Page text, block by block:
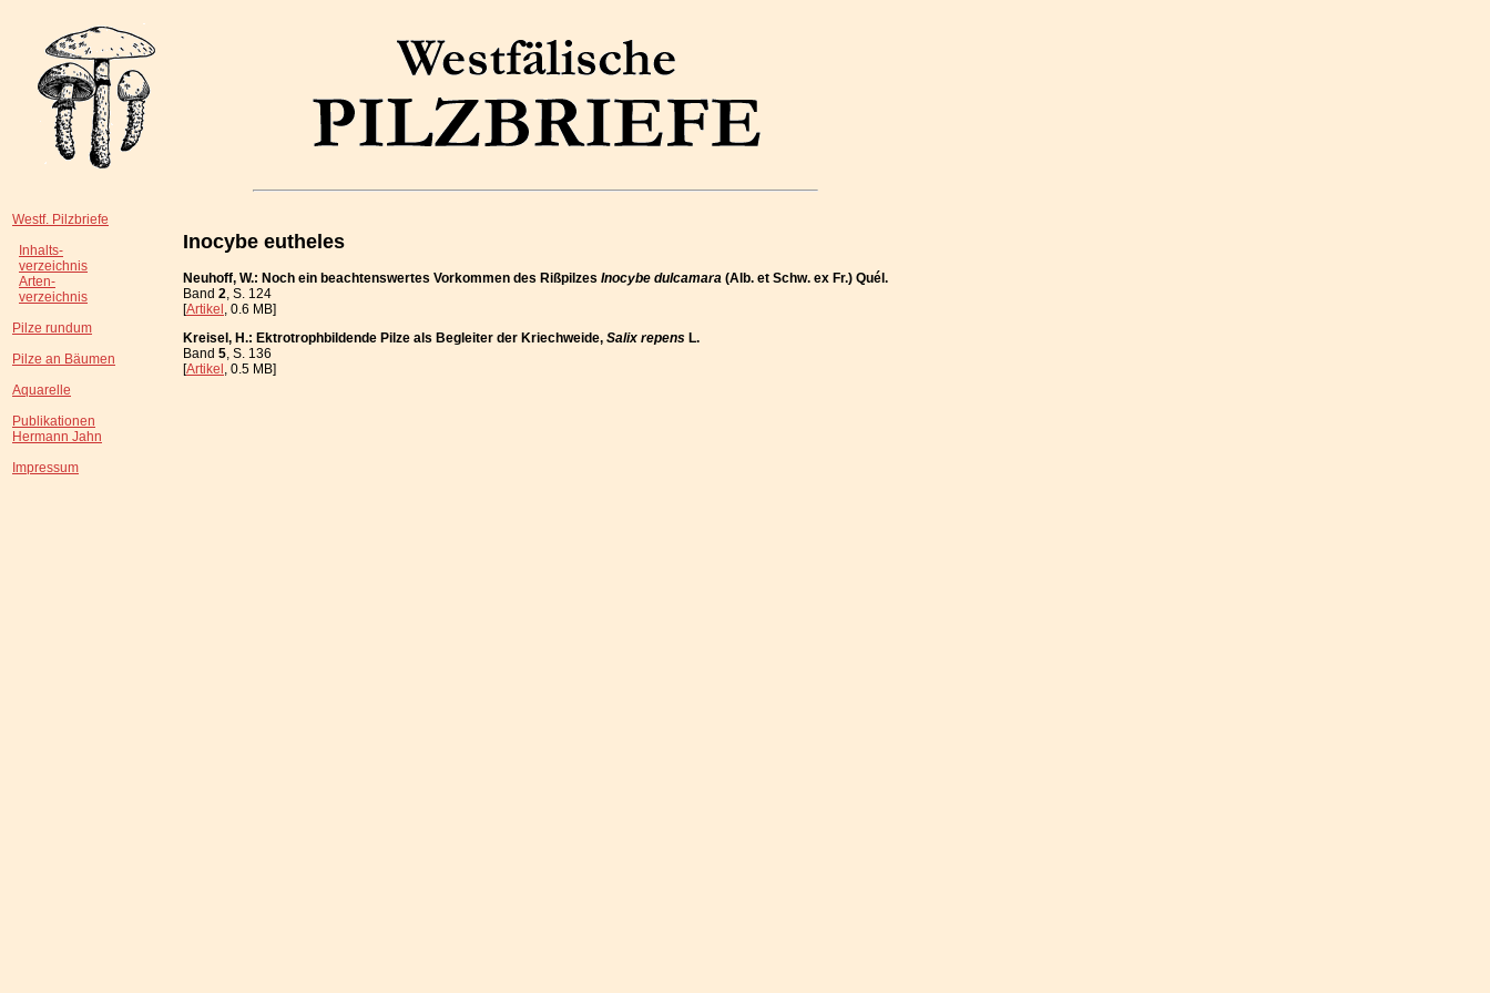
Westf. Pilzbriefe
Inhalts-
verzeichnis
Arten-
verzeichnis
Pilze rundum
Pilze an Bäumen
Aquarelle
Publikationen
Hermann Jahn
Impressum
Inocybe eutheles
Neuhoff, W.: Noch ein beachtenswertes Vorkommen des Rißpilzes Inocybe dulcamara (Alb. et Schw. ex Fr.) Quél.
Band 2, S. 124
[Artikel, 0.6 MB]
Kreisel, H.: Ektrotrophbildende Pilze als Begleiter der Kriechweide, Salix repens L.
Band 5, S. 136
[Artikel, 0.5 MB]